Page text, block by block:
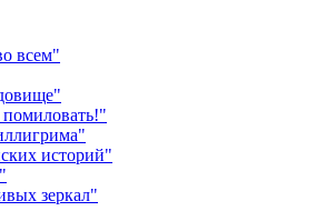
всем"
помиловать!"
историй"
зеркал"